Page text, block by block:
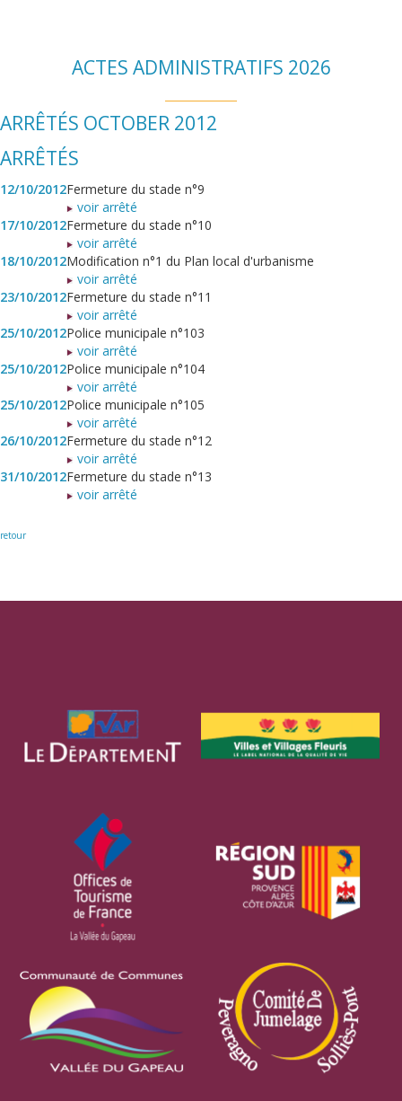
ACTES ADMINISTRATIFS 2026
ARRÊTÉS OCTOBER 2012
ARRÊTÉS
12/10/2012Fermeture du stade n°9
voir arrêté
17/10/2012Fermeture du stade n°10
voir arrêté
18/10/2012Modification n°1 du Plan local d'urbanisme
voir arrêté
23/10/2012Fermeture du stade n°11
voir arrêté
25/10/2012Police municipale n°103
voir arrêté
25/10/2012Police municipale n°104
voir arrêté
25/10/2012Police municipale n°105
voir arrêté
26/10/2012Fermeture du stade n°12
voir arrêté
31/10/2012Fermeture du stade n°13
voir arrêté
retour